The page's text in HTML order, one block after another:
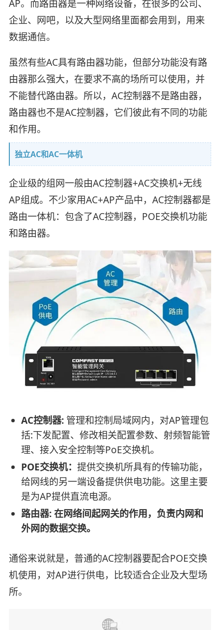
AP。而路由器是一种网络设备，在很多的公司、
企业、网吧，以及大型网络里面都会用到，用来
数据通信。
虽然有些AC具有路由器功能，但部分功能没有路
由器那么强大，在要求不高的场所可以使用，并
不能替代路由器。所以，AC控制器不是路由器，
路由器也不是AC控制器，它们彼此有不同的功能
和作用。
独立AC和AC一体机
企业级的组网一般由AC控制器+AC交换机+无线
AP组成。不少家用AC+AP产品中，AC控制器都是
路由一体机：包含了AC控制器，POE交换机功能
和路由器。
AC控制器:管理和控制局域网内，对AP管理包
括:下发配置、修改相关配置参数、射频智能管
理、接入安全控制等PoE交换机。
POE交换机： 提供交换机所具有的传输功能，
给网线的另一端设备提供供电功能。这里主要
是为AP提供直流电源。
路由器: 在网络间起网关的作用，负责内网和
外网的数据交换。
通俗来说就是，普通的AC控制器要配合POE交换
机使用，对AP进行供电，比较适合企业及大型场
所。